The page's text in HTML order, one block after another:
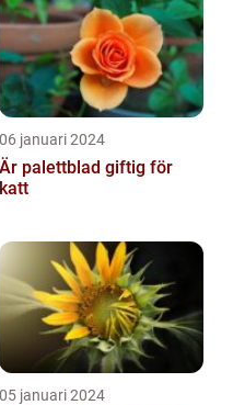
06 januari 2024
Är palettblad giftig för
katt
05 januari 2024